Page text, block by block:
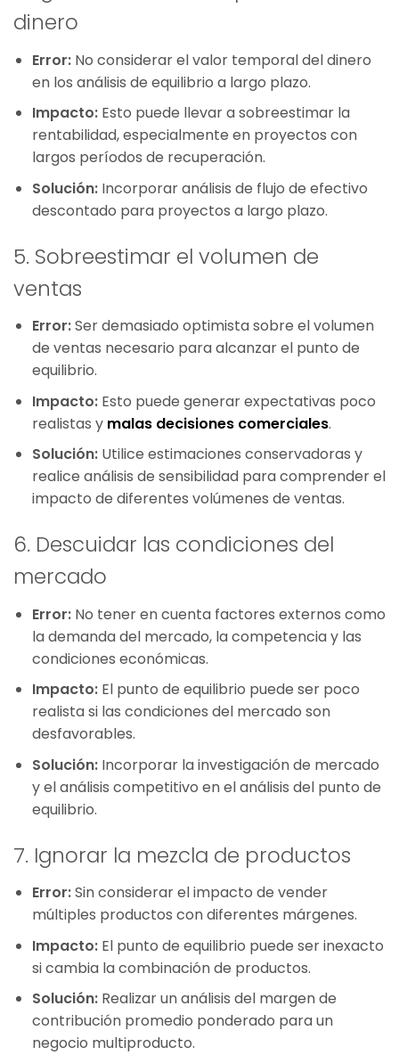
dinero
Error:No considerar el valor temporal del dinero
en los análisis de equilibrio a largo plazo.
Impacto:Esto puede llevar a sobreestimar la
rentabilidad, especialmente en proyectos con
largos períodos de recuperación.
Solución:Incorporar análisis de flujo de efectivo
descontado para proyectos a largo plazo.
5. Sobreestimar el volumen de
ventas
Error:Ser demasiado optimista sobre el volumen
de ventas necesario para alcanzar el punto de
equilibrio.
Impacto:Esto puede generar expectativas poco
realistas y malas decisiones comerciales.
Solución:Utilice estimaciones conservadoras y
realice análisis de sensibilidad para comprender el
impacto de diferentes volúmenes de ventas.
6. Descuidar las condiciones del
mercado
Error:No tener en cuenta factores externos como
la demanda del mercado, la competencia y las
condiciones económicas.
Impacto:El punto de equilibrio puede ser poco
realista si las condiciones del mercado son
desfavorables.
Solución:Incorporar la investigación de mercado
y el análisis competitivo en el análisis del punto de
equilibrio.
7. Ignorar la mezcla de productos
Error:Sin considerar el impacto de vender
múltiples productos con diferentes márgenes.
Impacto:El punto de equilibrio puede ser inexacto
si cambia la combinación de productos.
Solución:Realizar un análisis del margen de
contribución promedio ponderado para un
negocio multiproducto.